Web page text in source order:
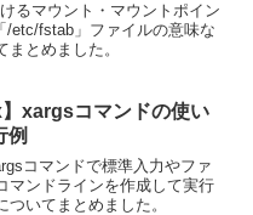
るマウント・マウントポイン
/etc/fstab」ファイルの意味な
まとめました。
】xargsコマンドの使い
例
コマンドで標準入力やファ
マンドラインを作成して実行
ついてまとめました。